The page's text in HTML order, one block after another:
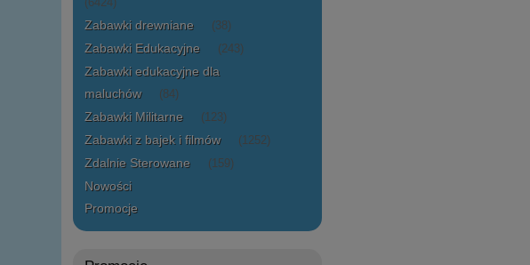
(6424)
Zabawki drewniane (38)
Zabawki Edukacyjne (243)
Zabawki edukacyjne dla
maluchów
(84)
Zabawki Militarne (123)
Zabawki z bajek i filmów (1252)
Zdalnie Sterowane (159)
Nowości
Promocje